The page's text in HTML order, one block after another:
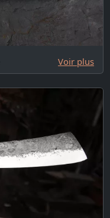
Voir plus